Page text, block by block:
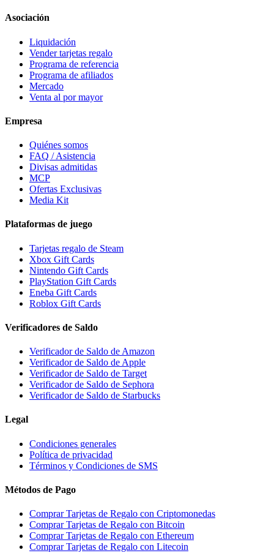
Asociación
Liquidación
Vender tarjetas regalo
Programa de referencia
Programa de afiliados
Mercado
Venta al por mayor
Empresa
Quiénes somos
FAQ / Asistencia
Divisas admitidas
MCP
Ofertas Exclusivas
Media Kit
Plataformas de juego
Tarjetas regalo de Steam
Xbox Gift Cards
Nintendo Gift Cards
PlayStation Gift Cards
Eneba Gift Cards
Roblox Gift Cards
Verificadores de Saldo
Verificador de Saldo de Amazon
Verificador de Saldo de Apple
Verificador de Saldo de Target
Verificador de Saldo de Sephora
Verificador de Saldo de Starbucks
Legal
Condiciones generales
Política de privacidad
Términos y Condiciones de SMS
Métodos de Pago
Comprar Tarjetas de Regalo con Criptomonedas
Comprar Tarjetas de Regalo con Bitcoin
Comprar Tarjetas de Regalo con Ethereum
Comprar Tarjetas de Regalo con Litecoin